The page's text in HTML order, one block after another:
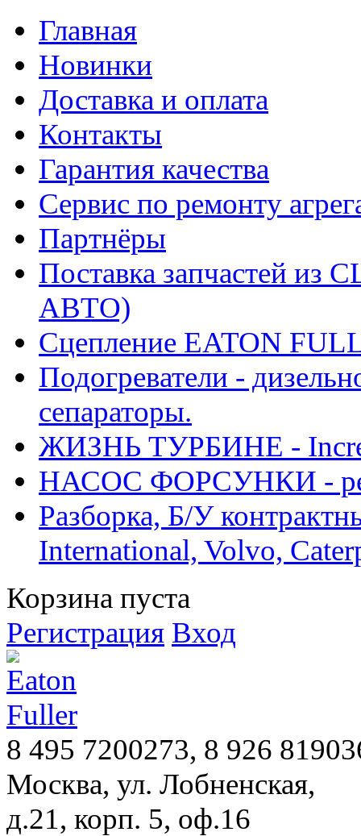
Главная
Новинки
Доставка и оплата
Контакты
Гарантия качества
Сервис по ремонту
Партнёры
Поставка запчастей
АВТО)
Сцепление EATON
Подогреватели -
сепараторы.
ЖИЗНЬ ТУРБИНЕ -
НАСОС ФОРСУНКИ -
Разборка, Б/У
International, Volvo,
Корзина пуста
Регистрация Вход
8 495 7200273, 8 926
Москва, ул. Лобненская,
д.21, корп. 5, оф.16